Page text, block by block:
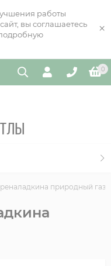
работы
вы соглашаетесь
×
0
природный газ